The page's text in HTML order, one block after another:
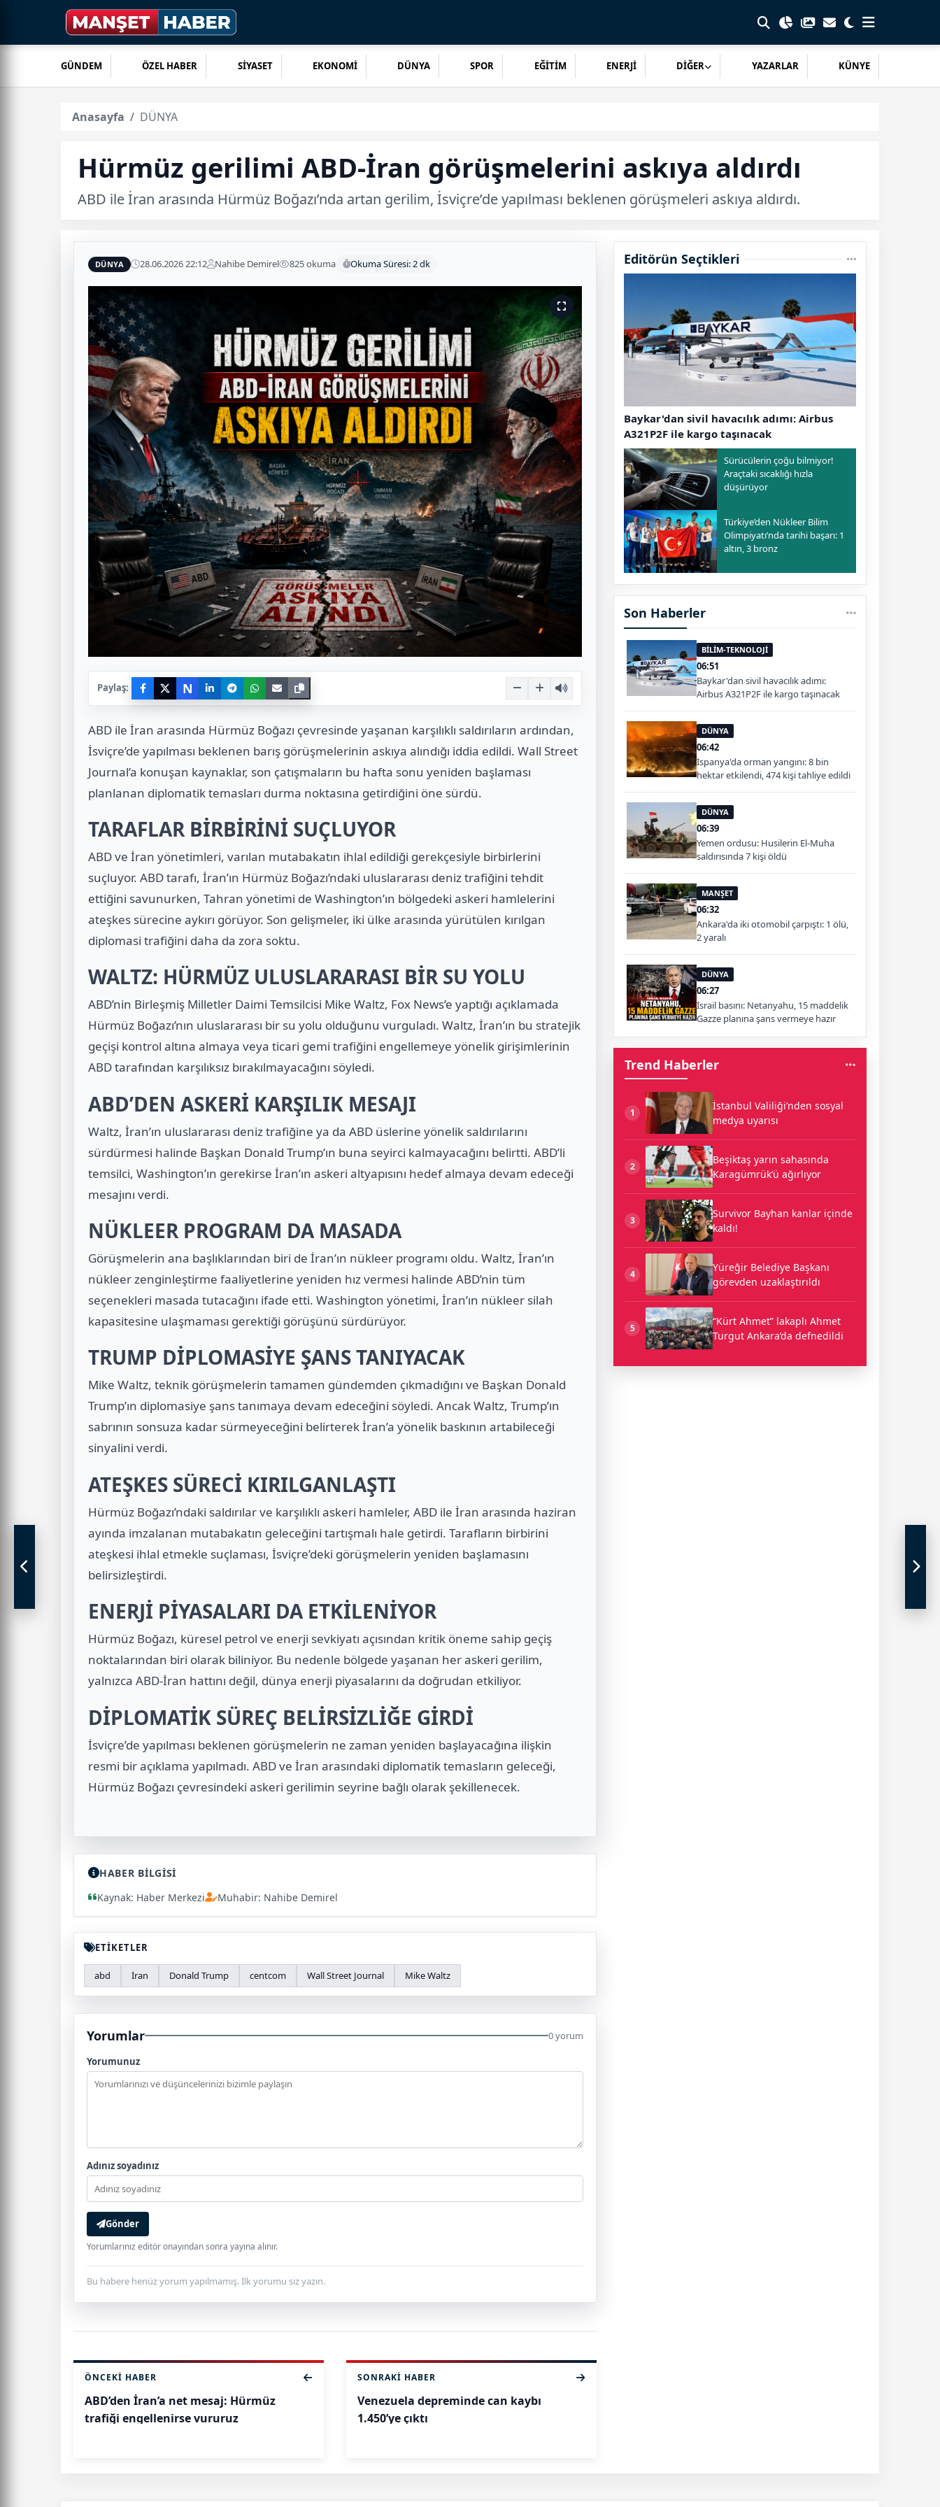
GÜNDEM ÖZEL HABER SİYASET EKONOMİ DÜNYA SPOR EĞİTİM ENERJİ DİĞER YAZARLAR KÜNYE
Anasayfa DÜNYA
Hürmüz gerilimi ABD-İran görüşmelerini askıya aldırdı
ABD ile İran arasında Hürmüz Boğazı’nda artan gerilim, İsviçre’de yapılması beklenen görüşmeleri askıya aldırdı.
DÜNYA 28.06.2026 22:12 Nahibe Demirel 825 okuma Okuma Süresi: 2 dk
Paylaş: N
ABD ile İran arasında Hürmüz Boğazı çevresinde yaşanan karşılıklı saldırıların ardından,
İsviçre’de yapılması beklenen barış görüşmelerinin askıya alındığı iddia edildi. Wall Street
Journal’a konuşan kaynaklar, son çatışmaların bu hafta sonu yeniden başlaması
planlanan diplomatik temasları durma noktasına getirdiğini öne sürdü.
TARAFLAR BİRBİRİNİ SUÇLUYOR
ABD ve İran yönetimleri, varılan mutabakatın ihlal edildiği gerekçesiyle birbirlerini
suçluyor. ABD tarafı, İran’ın Hürmüz Boğazı’ndaki uluslararası deniz trafiğini tehdit
ettiğini savunurken, Tahran yönetimi de Washington’ın bölgedeki askeri hamlelerini
ateşkes sürecine aykırı görüyor. Son gelişmeler, iki ülke arasında yürütülen kırılgan
diplomasi trafiğini daha da zora soktu.
WALTZ: HÜRMÜZ ULUSLARARASI BİR SU YOLU
ABD’nin Birleşmiş Milletler Daimi Temsilcisi Mike Waltz, Fox News’e yaptığı açıklamada
Hürmüz Boğazı’nın uluslararası bir su yolu olduğunu vurguladı. Waltz, İran’ın bu stratejik
geçişi kontrol altına almaya veya ticari gemi trafiğini engellemeye yönelik girişimlerinin
ABD tarafından karşılıksız bırakılmayacağını söyledi.
ABD’DEN ASKERİ KARŞILIK MESAJI
Waltz, İran’ın uluslararası deniz trafiğine ya da ABD üslerine yönelik saldırılarını
sürdürmesi halinde Başkan Donald Trump’ın buna seyirci kalmayacağını belirtti. ABD’li
temsilci, Washington’ın gerekirse İran’ın askeri altyapısını hedef almaya devam edeceği
mesajını verdi.
NÜKLEER PROGRAM DA MASADA
Görüşmelerin ana başlıklarından biri de İran’ın nükleer programı oldu. Waltz, İran’ın
nükleer zenginleştirme faaliyetlerine yeniden hız vermesi halinde ABD’nin tüm
seçenekleri masada tutacağını ifade etti. Washington yönetimi, İran’ın nükleer silah
kapasitesine ulaşmaması gerektiği görüşünü sürdürüyor.
TRUMP DİPLOMASİYE ŞANS TANIYACAK
Mike Waltz, teknik görüşmelerin tamamen gündemden çıkmadığını ve Başkan Donald
Trump’ın diplomasiye şans tanımaya devam edeceğini söyledi. Ancak Waltz, Trump’ın
sabrının sonsuza kadar sürmeyeceğini belirterek İran’a yönelik baskının artabileceği
sinyalini verdi.
ATEŞKES SÜRECİ KIRILGANLAŞTI
Hürmüz Boğazı’ndaki saldırılar ve karşılıklı askeri hamleler, ABD ile İran arasında haziran
ayında imzalanan mutabakatın geleceğini tartışmalı hale getirdi. Tarafların birbirini
ateşkesi ihlal etmekle suçlaması, İsviçre’deki görüşmelerin yeniden başlamasını
belirsizleştirdi.
ENERJİ PİYASALARI DA ETKİLENİYOR
Hürmüz Boğazı, küresel petrol ve enerji sevkiyatı açısından kritik öneme sahip geçiş
noktalarından biri olarak biliniyor. Bu nedenle bölgede yaşanan her askeri gerilim,
yalnızca ABD-İran hattını değil, dünya enerji piyasalarını da doğrudan etkiliyor.
DİPLOMATİK SÜREÇ BELİRSİZLİĞE GİRDİ
İsviçre’de yapılması beklenen görüşmelerin ne zaman yeniden başlayacağına ilişkin
resmi bir açıklama yapılmadı. ABD ve İran arasındaki diplomatik temasların geleceği,
Hürmüz Boğazı çevresindeki askeri gerilimin seyrine bağlı olarak şekillenecek.
HABER BİLGİSİ
Kaynak: Haber Merkezi
Muhabir: Nahibe Demirel
ETİKETLER
abd İran Donald Trump centcom Wall Street Journal Mike Waltz
Yorumlar 0 yorum
Yorumunuz
Adınız soyadınız
Gönder
Yorumlarınız editör onayından sonra yayına alınır.
Bu habere henüz yorum yapılmamış. İlk yorumu siz yazın.
ÖNCEKI HABER
ABD’den İran’a net mesaj: Hürmüz
trafiği engellenirse vururuz
SONRAKI HABER
Venezuela depreminde can kaybı
1.450’ye çıktı
Editörün Seçtikleri
Baykar'dan sivil havacılık adımı: Airbus
A321P2F ile kargo taşınacak
Sürücülerin çoğu bilmiyor!
Araçtaki sıcaklığı hızla
düşürüyor
Türkiye’den Nükleer Bilim
Olimpiyatı’nda tarihi başarı: 1
altın, 3 bronz
Son Haberler
BİLİM-TEKNOLOJİ
06:51
Baykar'dan sivil havacılık adımı:
Airbus A321P2F ile kargo taşınacak
DÜNYA
06:42
İspanya'da orman yangını: 8 bin
hektar etkilendi, 474 kişi tahliye edildi
DÜNYA
06:39
Yemen ordusu: Husilerin El-Muha
saldırısında 7 kişi öldü
MANŞET
06:32
Ankara'da iki otomobil çarpıştı: 1 ölü,
2 yaralı
DÜNYA
06:27
İsrail basını: Netanyahu, 15 maddelik
Gazze planına şans vermeye hazır
Trend Haberler
1
İstanbul Valiliği’nden sosyal
medya uyarısı
2
Beşiktaş yarın sahasında
Karagümrük’ü ağırlıyor
3
Survivor Bayhan kanlar içinde
kaldı!
4
Yüreğir Belediye Başkanı
görevden uzaklaştırıldı
5
“Kürt Ahmet” lakaplı Ahmet
Turgut Ankara’da defnedildi